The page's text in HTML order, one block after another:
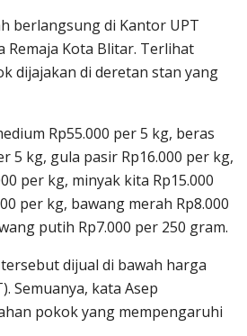
berlangsung di Kantor UPT
Remaja Kota Blitar. Terlihat
dijajakan di deretan stan yang
Rp55.000 per 5 kg, beras
5 kg, gula pasir Rp16.000 per kg,
per kg, minyak kita Rp15.000
per kg, bawang merah Rp8.000
putih Rp7.000 per 250 gram.
dijual di bawah harga
Semuanya, kata Asep
pokok yang mempengaruhi